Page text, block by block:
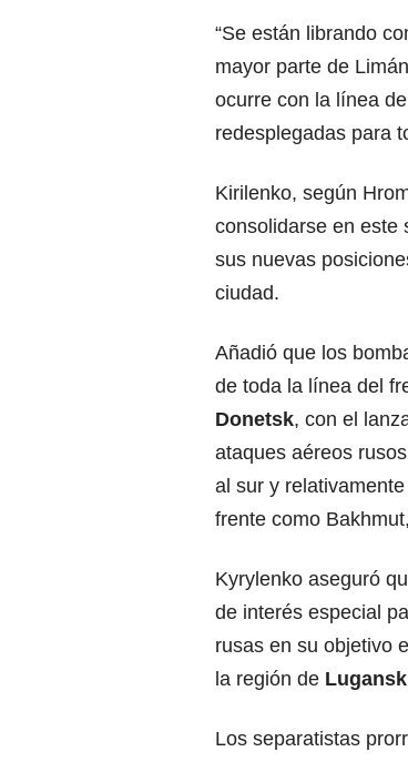
“Se están librando
mayor parte de
ocurre con la línea
redesplegadas para
Kirilenko, según
consolidarse en este
sus nuevas
ciudad.
Añadió que los
de toda la línea del
Donetsk, con el
ataques aéreos
al sur y
frente como
Kyrylenko aseguró
de interés especial
rusas en su objetivo
la región de Lugansk
Los separatistas